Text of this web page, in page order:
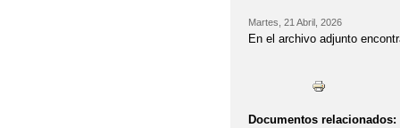
Martes, 21 Abril, 2026
En el archivo adjunto
Documentos relacionados: